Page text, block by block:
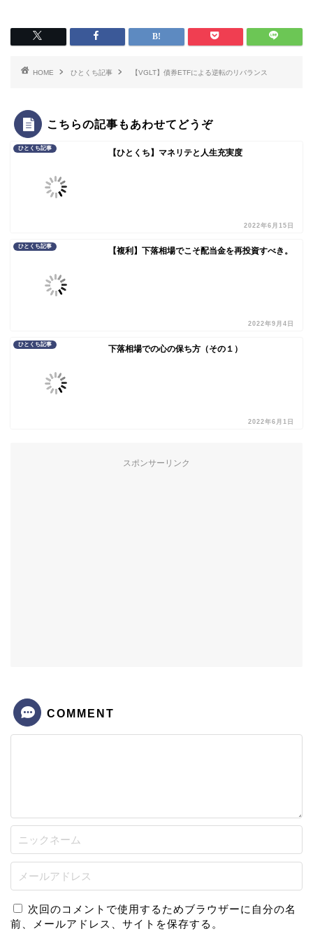
HOME ひとくち記事 【VGLT】債券ETFによる逆転のリバランス
こちらの記事もあわせてどうぞ
ひとくち記事 【ひとくち】マネリテと人生充実度
2022年6月15日
ひとくち記事 【複利】下落相場でこそ配当金を再投資すべき。
2022年9月4日
ひとくち記事 下落相場での心の保ち方（その１）
2022年6月1日
スポンサーリンク
COMMENT
次回のコメントで使用するためブラウザーに自分の名
前、メールアドレス、サイトを保存する。